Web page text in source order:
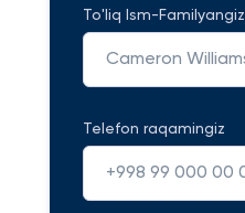
To'liq Ism-Familyangiz
Telefon raqamingiz